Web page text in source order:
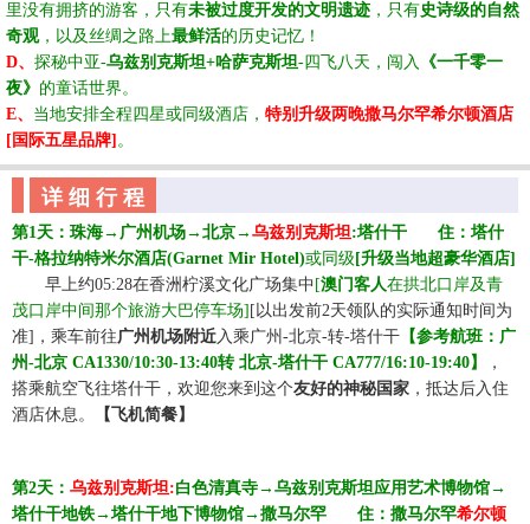
里没有拥挤的游客，只有未被过度开发的文明遗迹 ，只有史诗级的自然
奇观，以及丝绸之路上最鲜活的历史记忆！
D、 探秘中亚-乌兹别克斯坦+哈萨克斯坦-四飞八天，闯入
《一千零一
夜》 的童话世界。
E、 当地安排全程四星或同级酒店， 特别升级两晚撒马尔罕希尔顿酒店
[国际五星品牌] 。
详 细 行 程
第1天： 珠海→广州机场→ 北京→ 乌兹别克斯坦:塔什干
住：塔什
干-格拉纳特米尔酒店(Garnet Mir Hotel)或同级 [升级当地超豪华酒店]
早上约05:28在香洲柠溪文化广场集中 [澳门客人在拱北口岸及青
茂口岸中间那个旅游大巴停车场] [以出发前2天领队的实际通知时间为
准]，乘车前往广州机场附近入乘广州 -北京-转-塔什干 【参考航班：广
州-北京 CA1330/10:30-13:40转 北京-塔什干 CA777/16:10-19:40】
，
搭乘航空飞往塔什干 ，欢迎您来到这个友好的神秘国家 ，抵达后入住
酒店休息。 【飞机简餐】
第2天： 乌兹别克斯坦:白色清真寺→ 乌兹别克斯坦应用艺术博物馆→
塔什干地铁→塔什干地下博物馆→ 撒马尔罕 住 ： 撒马尔罕希尔顿